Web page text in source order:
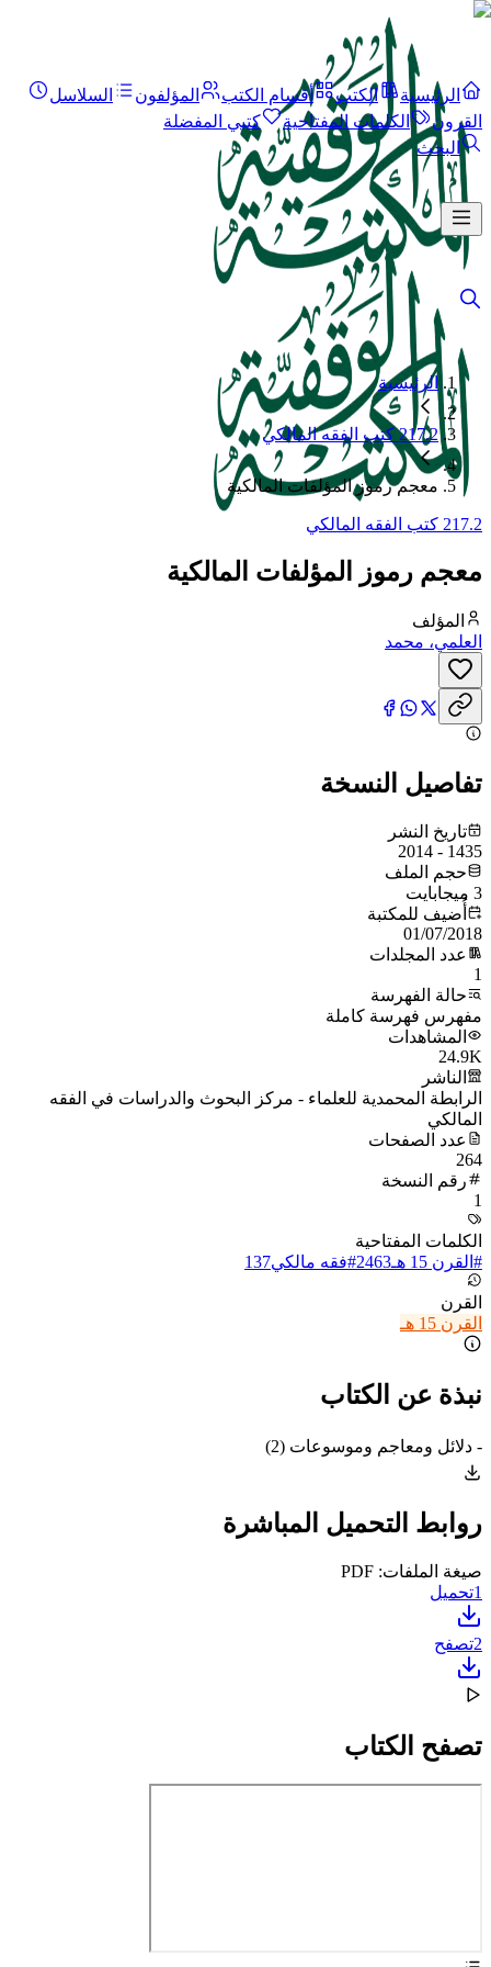
الرئيسية الكتب أقسام الكتب المؤلفون
السلاسل
القرون
الكلمات المفتاحية
كتبي المفضلة
البحث
الرئيسية
217.2 كتب الفقه المالكي
معجم رموز المؤلفات المالكية
217.2 كتب الفقه المالكي
معجم رموز المؤلفات المالكية
المؤلف
العلمي، محمد
تفاصيل النسخة
تاريخ النشر
1435 - 2014
حجم الملف
3 ميجابايت
أُضيف للمكتبة
01/07/2018
عدد المجلدات
1
حالة الفهرسة
مفهرس فهرسة كاملة
المشاهدات
24.9K
الناشر
الرابطة المحمدية للعلماء - مركز البحوث والدراسات في الفقه
المالكي
عدد الصفحات
264
رقم النسخة
1
الكلمات المفتاحية
# القرن 15 هـ 2463
#فقه مالكي137
القرن
القرن 15 هـ
نبذة عن الكتاب
- دلائل ومعاجم وموسوعات (2)
روابط التحميل المباشرة
صيغة الملفات: PDF
1تحميل
2تصفح
تصفح الكتاب